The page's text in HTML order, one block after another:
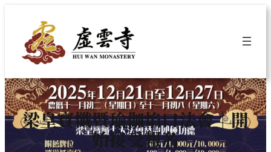
內
容
梁皇寶懺暨瑜伽焰口法會｜開
始接受報名